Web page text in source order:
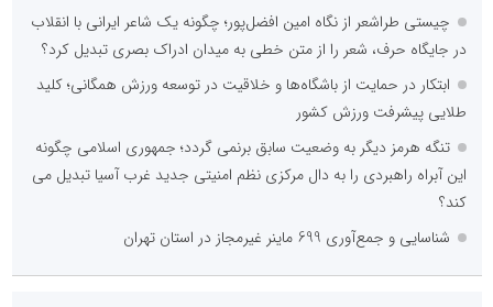
چیستی طراشعر از نگاه امین افضل‌پور؛ چگونه یک شاعر ایرانی با انقلاب
در جایگاه حرف، شعر را از متن خطی به میدان ادراک بصری تبدیل کرد؟
ابتکار در حمایت از باشگاه‌ها و خلاقیت در توسعه ورزش همگانی؛ کلید
طلایی پیشرفت ورزش کشور
تنگه هرمز دیگر به وضعیت سابق برنمی گردد؛ جمهوری اسلامی چگونه
این آبراه راهبردی را به دال مرکزی نظم امنیتی جدید غرب آسیا تبدیل می
کند؟
شناسایی و جمع‌آوری 699 ماینر غیرمجاز در استان تهران